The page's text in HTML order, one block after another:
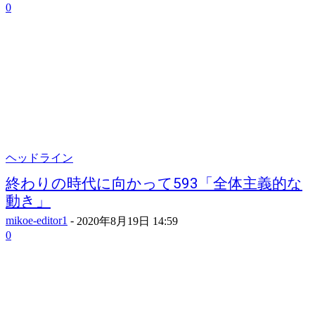
0
ヘッドライン
終わりの時代に向かって593「全体主義的な
動き」
mikoe-editor1 - 2020年8月19日 14:59
0